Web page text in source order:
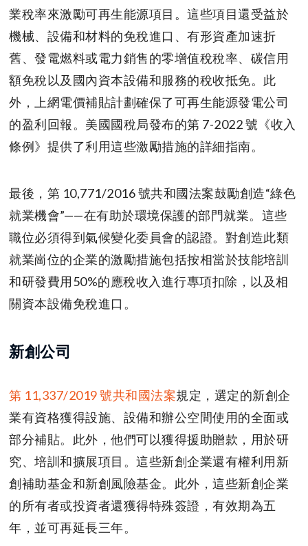
業稅率來激勵可再生能源項目。這些項目還受益於
機械、設備和材料的免稅進口、有形資產加速折
舊、發電燃料或電力銷售的零增值稅稅率、碳信用
額免稅以及國內資本設備和服務的稅收抵免。此
外，上網電價補貼計劃確保了可再生能源發電公司
的盈利回報。美國國稅局發布的第 7-2022 號《收入
條例》提供了利用這些激勵措施的詳細指南。
最後，第 10,771/2016 號共和國法案鼓勵創造“綠色
就業機會”——在有助於環境保護的部門就業。這些
職位必須得到氣候變化委員會的認證。對創造此類
就業崗位的企業的激勵措施包括按相當於技能培訓
和研發費用50%的應稅收入進行專項扣除，以及相
關資本設備免稅進口。
新創公司
第 11,337/2019 號共和國法案規定，選定的新創企
業有資格獲得設施、設備和辦公空間使用的全面或
部分補貼。此外，他們可以獲得援助贈款，用於研
究、培訓和擴展項目。這些新創企業還有權利用新
創補助基金和新創風險基金。此外，這些新創企業
的所有者或投資者還獲得特殊簽證，有效期為五
年，並可再延長三年。